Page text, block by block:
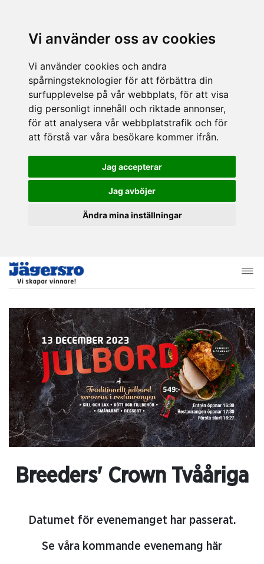
Vi använder oss av cookies
Vi använder cookies och andra
spårningsteknologier för att förbättra din
surfupplevelse på vår webbplats, för att visa
dig personligt innehåll och riktade annonser,
för att analysera vår webbplatstrafik och för
att förstå var våra besökare kommer ifrån.
Jag accepterar
Jag avböjer
Ändra mina inställningar
Breeders' Crown Tvååriga
Datumet för evenemanget har passerat.
Se våra kommande evenemang här